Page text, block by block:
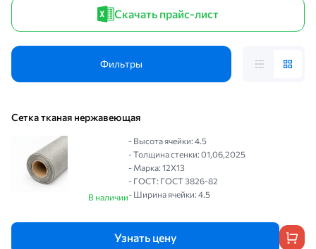
Скачать прайс-лист
Фильтры
Сетка тканая нержавеющая
В наличии
- Высота ячейки: 4.5
- Толщина стенки: 01,06,2025
- Марка: 12Х13
- ГОСТ: ГОСТ 3826-82
- Ширина ячейки: 4.5
Узнать цену